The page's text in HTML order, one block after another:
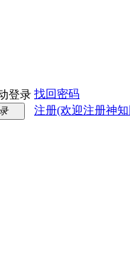
登录 找回密码
注册(欢迎注册神